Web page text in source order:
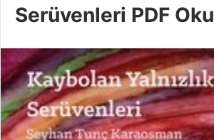
Serüvenleri PDF Oku